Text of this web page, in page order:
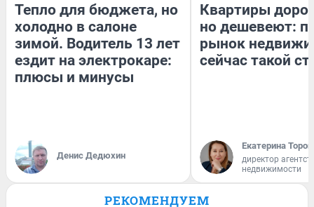
Тепло для бюджета, но
холодно в салоне
зимой. Водитель 13 лет
ездит на электрокаре:
плюсы и минусы
Денис Дедюхин
Квартиры
но дешевеют:
рынок
сейчас такой
Екатерина
директор
недвижимости
РЕКОМЕНДУЕМ